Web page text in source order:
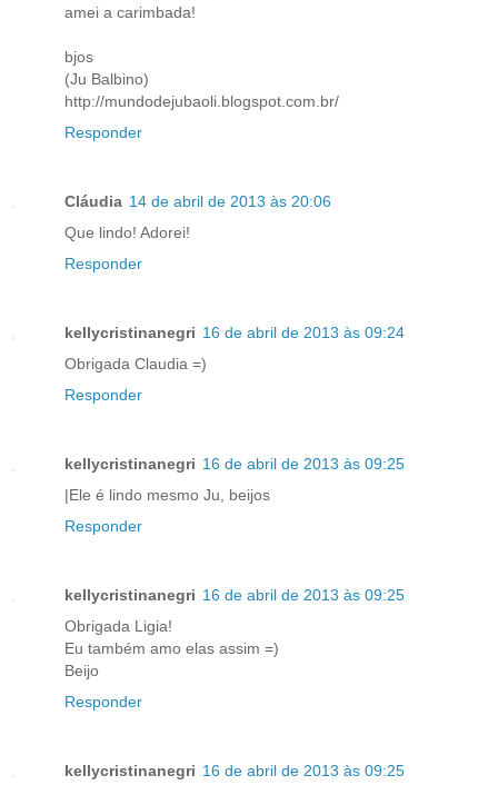
amei a carimbada!
bjos
(Ju Balbino)
http://mundodejubaoli.blogspot.com.br/
Responder
Cláudia 14 de abril de 2013 às 20:06
Que lindo! Adorei!
Responder
kellycristinanegri 16 de abril de 2013 às 09:24
Obrigada Claudia =)
Responder
kellycristinanegri 16 de abril de 2013 às 09:25
|Ele é lindo mesmo Ju, beijos
Responder
kellycristinanegri 16 de abril de 2013 às 09:25
Obrigada Ligia!
Eu também amo elas assim =)
Beijo
Responder
kellycristinanegri 16 de abril de 2013 às 09:25